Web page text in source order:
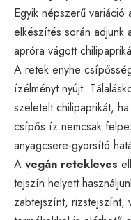
Egyik népszerű variáció
elkészítés során adjunk
apróra vágott
A retek enyhe
ízélményt nyújt.
szeletelt chilipaprikát,
csípős íz nemcsak
anyagcsere-gyorsító
A vegán retekleves
tejszín helyett
zabtejszínt, rizstejszínt,